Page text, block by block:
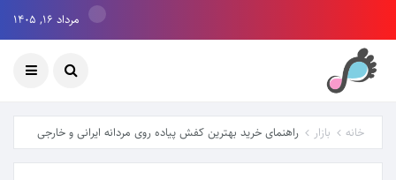
مرداد ۱۶, ۱۴۰۵
خانه بازار راهنمای خرید بهترین کفش پیاده روی مردانه ایرانی و خارجی